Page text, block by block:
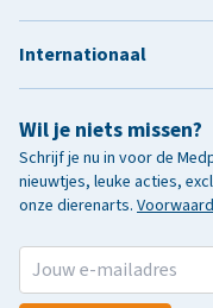
Wil je niets missen?
Schrijf je nu in voor de
nieuwtjes, leuke acties,
onze dierenarts.
Internationaal